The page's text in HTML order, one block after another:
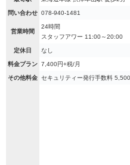
問い合わせ 078-940-1481
営業時間
24時間
スタッフアワー 11:00～20:00
定休日 なし
料金プラン 7,400円+税/月
その他料金 セキュリティー発行手数料 5,500